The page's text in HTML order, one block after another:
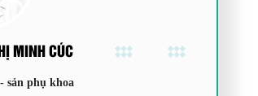
MINH CÚC
sản phụ khoa